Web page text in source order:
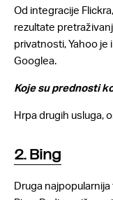
Od integracije
rezultate
privatnosti, Yahoo je
Googlea.
Koje su prednosti
Hrpa drugih usluga,
2. Bing
Druga